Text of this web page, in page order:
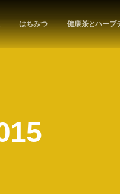
はちみつ 健康茶とハーブ